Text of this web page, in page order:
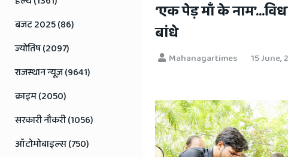
News,
Hindi
Samachar,
Jaipur
Rajasthan
News
​‘एक पेड़ माँ के
बांधे
Mahanagartimes 15 June,
बजट 2025 (86)
ज्योतिष (2097)
राजस्थान न्यूज़ (9641)
क्राइम (2050)
सरकारी नौकरी (1056)
ऑटोमोबाइल्स (750)